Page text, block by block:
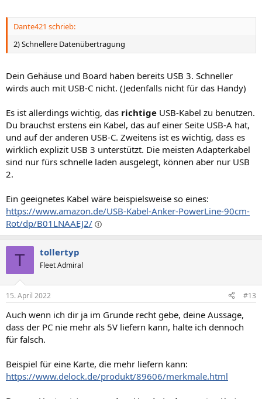
Dante421 schrieb:
2) Schnellere Datenübertragung
Dein Gehäuse und Board haben bereits USB 3. Schneller
wirds auch mit USB-C nicht. (Jedenfalls nicht für das Handy)
Es ist allerdings wichtig, das richtige USB-Kabel zu benutzen.
Du brauchst erstens ein Kabel, das auf einer Seite USB-A hat,
und auf der anderen USB-C. Zweitens ist es wichtig, dass es
wirklich explizit USB 3 unterstützt. Die meisten Adapterkabel
sind nur fürs schnelle laden ausgelegt, können aber nur USB
2.
Ein geeignetes Kabel wäre beispielsweise so eines:
https://www.amazon.de/USB-Kabel-Anker-PowerLine-90cm-
Rot/dp/B01LNAAEJ2/
T tollertyp
Fleet Admiral
15. April 2022 #13
Auch wenn ich dir ja im Grunde recht gebe, deine Aussage,
dass der PC nie mehr als 5V liefern kann, halte ich dennoch
für falsch.
Beispiel für eine Karte, die mehr liefern kann:
https://www.delock.de/produkt/89606/merkmale.html